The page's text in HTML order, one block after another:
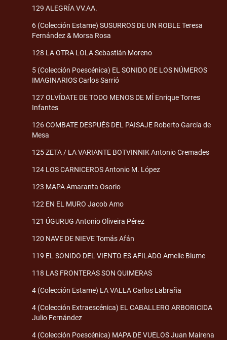
129 ALEGRÍA VV.AA.
6 (Colección Estame) SUSURROS DE UN ROBLE Teresa
Fernández & Morsa Rosa
128 LA OTRA LOLA Sebastián Moreno
5 (Colección Poescénica) EL SONIDO DE LOS NÚMEROS
IMAGINARIOS Carlos Sarrió
127 OLVÍDATE DE TODO MENOS DE MÍ Enrique Torres
Infantes
126 COMBATE DESPUÉS DEL PAISAJE Roberto García de
Mesa
125 ZETA / LA VARIANTE BOTVINNIK Antonio Cremades
124 LOS CARNICEROS Antonio M. López
123 MAPA Amaranta Osorio
122 EN EL MURO Jacob Amo
121 ÚGURUG Antonio Oliveira Pérez
120 NAVE DE NIEVE Tomás Afán
119 EL SONIDO DEL VIENTO ES AFILADO Amelie Blume
118 LAS FRONTERAS SON QUIMERAS
4 (Colección Estame) LA VALLA Carlos Labraña
4 (Colección Extraescénica) EL CABALLERO ARBORICIDA
Julio Fernández
4 (Colección Poescénica) MAPA DE VUELOS Juan Mairena